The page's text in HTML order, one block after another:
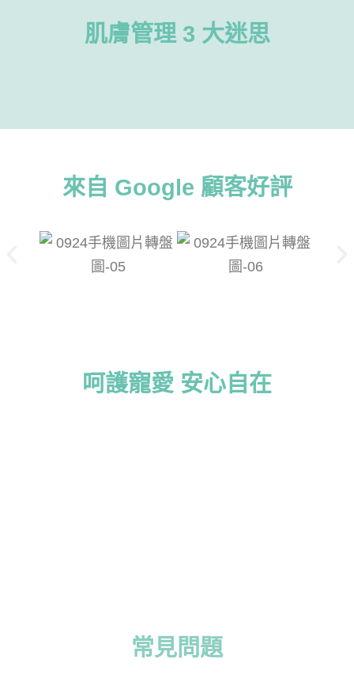
肌膚管理 3 大迷思
來自 Google 顧客好評
呵護寵愛 安心自在
常見問題